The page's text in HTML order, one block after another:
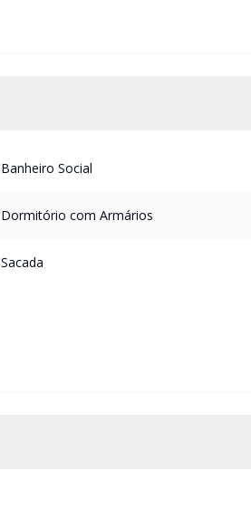
Banheiro Social
Dormitório com Armários
Sacada